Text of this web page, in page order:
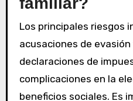
Los principales riesgos
acusaciones de
declaraciones de
complicaciones en la
beneficios sociales. Es